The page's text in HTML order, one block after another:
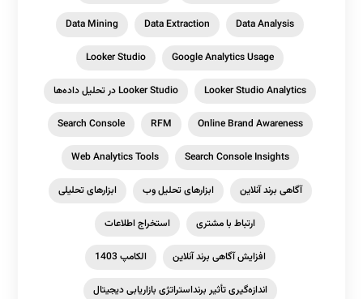
Data Analysis
Data Extraction
Data Mining
Google Analytics Usage
Looker Studio
Looker Studio Analytics Looker Studio در تحلیل داده‌ها
Online Brand Awareness
RFM
Search Console
Search Console Insights
Web Analytics Tools
آگاهی برند آنلاین ابزارهای تحلیل وب ابزارهای تحلیلی
ارتباط با مشتری استخراج اطلاعات
افزایش آگاهی برند آنلاین الکامپ 1403
اندازه‌گیری تأثیر برنداستراتژی بازاریابی دیجیتال